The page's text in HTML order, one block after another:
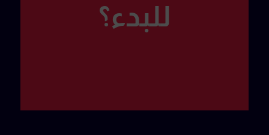
للبدء؟